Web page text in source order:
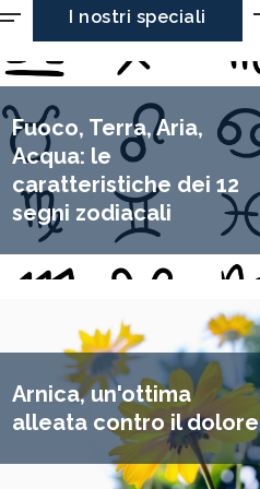
I nostri speciali
Fuoco, Terra, Aria,
Acqua: le
caratteristiche dei 12
segni zodiacali
Arnica, un'ottima
alleata contro il dolore